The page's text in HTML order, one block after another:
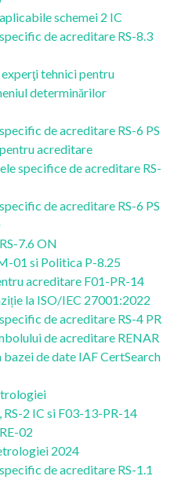
schemei 2 IC
de acreditare RS-8.3
tehnici pentru
determinărilor
de acreditare RS-6 PS
acreditare
specifice de acreditare RS-
de acreditare RS-6 PS
7.6 ON
01 si Politica P-8.25
acreditare F01-PR-14
la ISO/IEC 27001:2022
de acreditare RS-4 PR
de acreditare RENAR
de date IAF CertSearch
2 IC si F03-13-PR-14
02
2024
de acreditare RS-1.1